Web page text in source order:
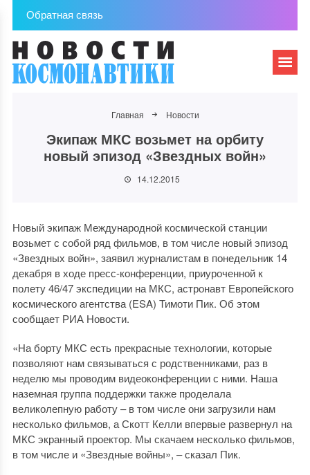
Обратная связь
Главная Новости
Экипаж МКС возьмет на орбиту
новый эпизод «Звездных войн»
14.12.2015
Новый экипаж Международной космической станции
возьмет с собой ряд фильмов, в том числе новый эпизод
«Звездных войн», заявил журналистам в понедельник 14
декабря в ходе пресс-конференции, приуроченной к
полету 46/47 экспедиции на МКС, астронавт Европейского
космического агентства (ESA) Тимоти Пик. Об этом
сообщает РИА Новости.
«На борту МКС есть прекрасные технологии, которые
позволяют нам связываться с родственниками, раз в
неделю мы проводим видеоконференции с ними. Наша
наземная группа поддержки также проделала
великолепную работу – в том числе они загрузили нам
несколько фильмов, а Скотт Келли впервые развернул на
МКС экранный проектор. Мы скачаем несколько фильмов,
в том числе и «Звездные войны», – сказал Пик.